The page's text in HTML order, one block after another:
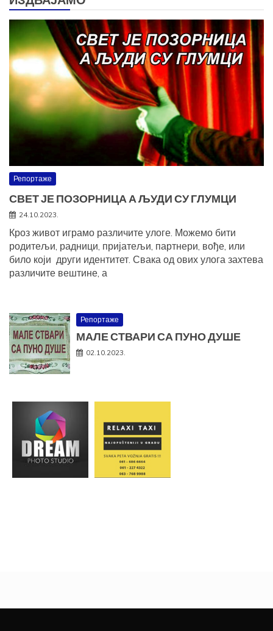
Репортаже
СВЕТ ЈЕ ПОЗОРНИЦА А ЉУДИ СУ ГЛУМЦИ
24.10.2023.
Кроз живот играмо различите улоге. Можемо бити
родитељи, радници, пријатељи, партнери, вође, или
било који други идентитет. Свака од ових улога захтева
различите вештине, а
Репортаже
МАЛЕ СТВАРИ СА ПУНО ДУШЕ
02.10.2023.